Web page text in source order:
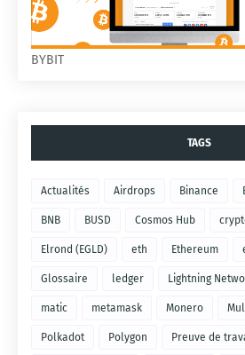
BYBIT
TAGS
Actualités Airdrops Binance
BNB BUSD Cosmos Hub
Elrond (EGLD) eth Ethereum
Glossaire ledger Lightning
matic metamask Monero
Polkadot Polygon Preuve de